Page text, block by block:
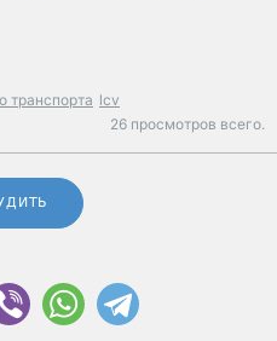
транспорта lcv
26 просмотров всего.